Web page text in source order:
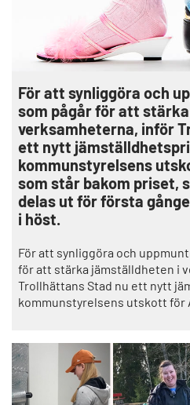
För att synliggöra och
som pågår för att
verksamheterna, inför
ett nytt
kommunstyrelsens
som står bakom priset,
delas ut för första
i höst.
För att synliggöra och
för att stärka jämställdheten i
Trollhättans Stad nu ett nytt
kommunstyrelsens utskott för